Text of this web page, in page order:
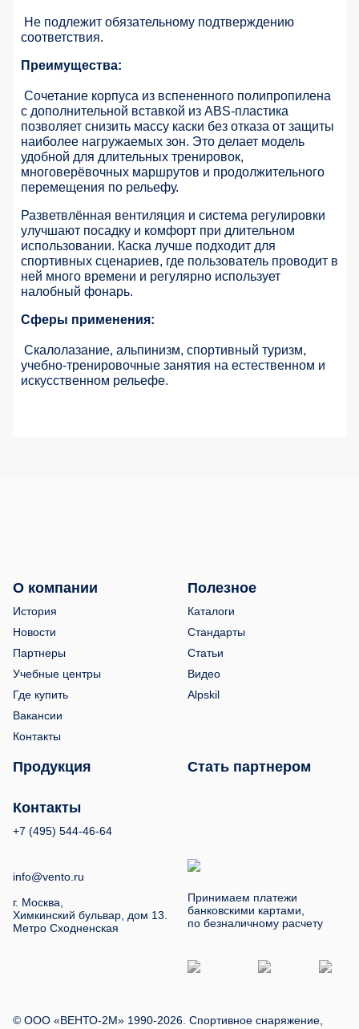
Не подлежит обязательному подтверждению
соответствия.
Преимущества:
Сочетание корпуса из вспененного полипропилена
с дополнительной вставкой из ABS-пластика
позволяет снизить массу каски без отказа от защиты
наиболее нагружаемых зон. Это делает модель
удобной для длительных тренировок,
многоверёвочных маршрутов и продолжительного
перемещения по рельефу.
Разветвлённая вентиляция и система регулировки
улучшают посадку и комфорт при длительном
использовании. Каска лучше подходит для
спортивных сценариев, где пользователь проводит в
ней много времени и регулярно использует
налобный фонарь.
Сферы применения:
Скалолазание, альпинизм, спортивный туризм,
учебно-тренировочные занятия на естественном и
искусственном рельефе.
О компании
История
Новости
Партнеры
Учебные центры
Где купить
Вакансии
Контакты
Полезное
Каталоги
Стандарты
Статьи
Видео
Alpskil
Продукция Стать партнером
Контакты
+7 (495) 544-46-64
info@vento.ru
г. Москва,
Химкинский бульвар, дом 13.
Метро Сходненская
Принимаем платежи
банковскими картами,
по безналичному расчету
© ООО «ВЕНТО-2М» 1990-2026. Спортивное снаряжение,